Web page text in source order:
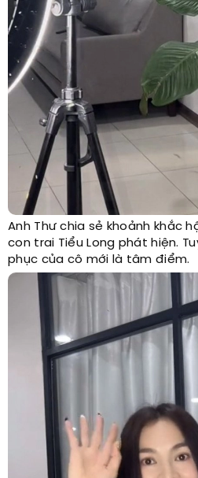
Anh Thư chia sẻ khoảnh khắc
con trai Tiểu Long phát hiện.
phục của cô mới là tâm điểm.